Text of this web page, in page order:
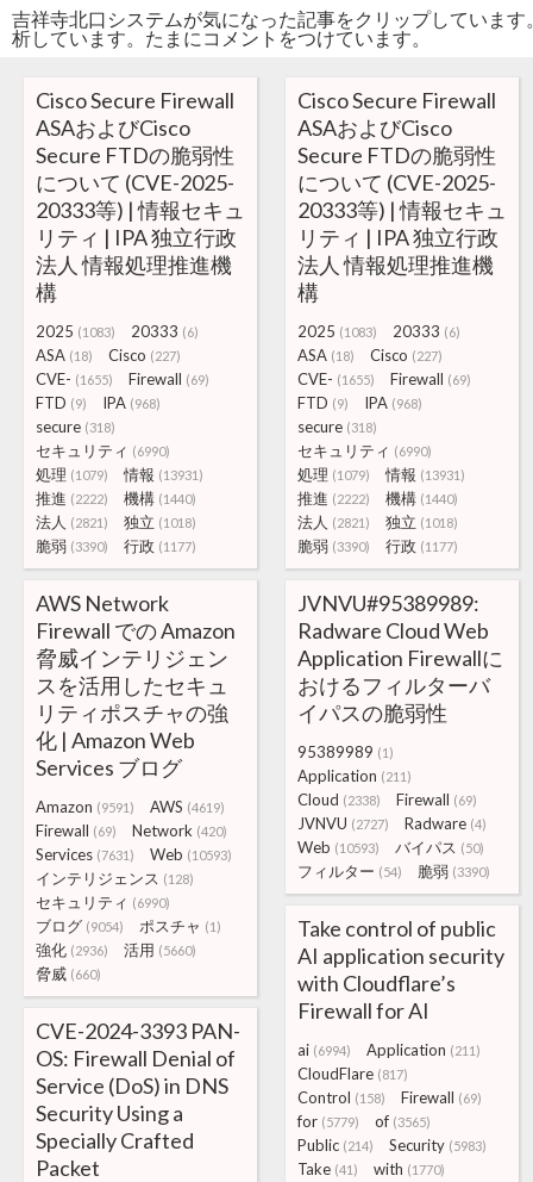
吉祥寺北口システムが気になった記事をクリップしていま
析しています。たまにコメントをつけています。
Cisco Secure Firewall
ASAおよびCisco
Secure FTDの脆弱性
について (CVE-2025-
20333等) | 情報セキュ
リティ | IPA 独立行政
法人 情報処理推進機
構
2025 (1083) 20333 (6)
ASA (18) Cisco (227)
CVE- (1655) Firewall (69)
FTD (9) IPA (968)
secure (318)
セキュリティ (6990)
処理 (1079) 情報 (13931)
推進 (2222) 機構 (1440)
法人 (2821) 独立 (1018)
脆弱 (3390) 行政 (1177)
Cisco Secure Firewall
ASAおよびCisco
Secure FTDの脆弱性
について (CVE-2025-
20333等) | 情報セキュ
リティ | IPA 独立行政
法人 情報処理推進機
構
2025 (1083) 20333 (6)
ASA (18) Cisco (227)
CVE- (1655) Firewall (69)
FTD (9) IPA (968)
secure (318)
セキュリティ (6990)
処理 (1079) 情報 (13931)
推進 (2222) 機構 (1440)
法人 (2821) 独立 (1018)
脆弱 (3390) 行政 (1177)
AWS Network
Firewall での Amazon
脅威インテリジェン
スを活用したセキュ
リティポスチャの強
化 | Amazon Web
Services ブログ
Amazon (9591) AWS (4619)
Firewall (69) Network (420)
Services (7631) Web (10593)
インテリジェンス (128)
セキュリティ (6990)
ブログ (9054) ポスチャ (1)
強化 (2936) 活用 (5660)
脅威 (660)
JVNVU#95389989:
Radware Cloud Web
Application Firewallに
おけるフィルターバ
イパスの脆弱性
95389989 (1)
Application (211)
Cloud (2338) Firewall (69)
JVNVU (2727) Radware (4)
Web (10593) バイパス (50)
フィルター (54) 脆弱 (3390)
Take control of public
AI application security
with Cloudflare’s
Firewall for AI
ai (6994) Application (211)
CloudFlare (817)
Control (158) Firewall (69)
for (5779) of (3565)
Public (214) Security (5983)
Take (41) with (1770)
CVE-2024-3393 PAN-
OS: Firewall Denial of
Service (DoS) in DNS
Security Using a
Specially Crafted
Packet